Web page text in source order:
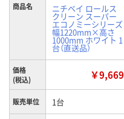
商品名 ニチベイ ロールス
クリーン スーパー
エコノミーシリーズ
幅1220mm×高さ
1000mm ホワイト 1
台（直送品）
価格
(税込)
￥9,669
販売単位 1台